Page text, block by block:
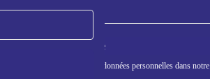
S'inscrire
sur l'utilisation des données personnelles dans notre